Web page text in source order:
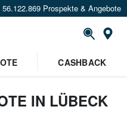
56.122.869 Prospekte & Angebote
CASHBACK
IN LÜBECK